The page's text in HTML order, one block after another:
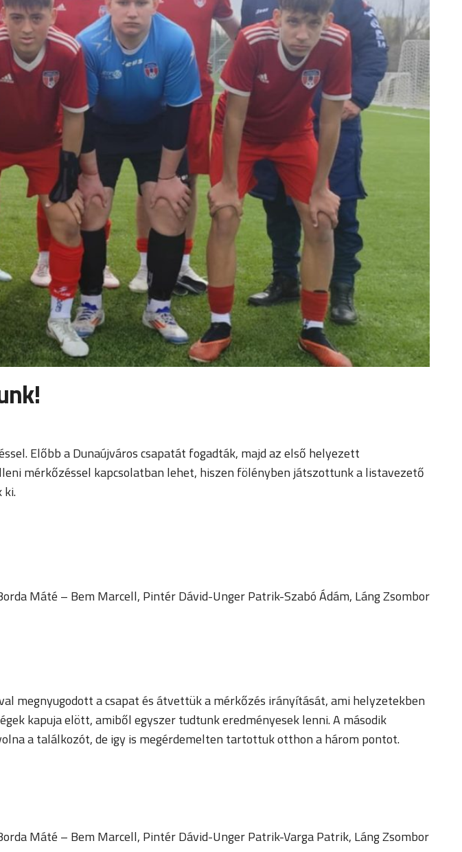
Előbb a Dunaújváros csapatát fogadták, majd az első helyezett
mérkőzéssel kapcsolatban lehet, hiszen fölényben játszottunk a listavezető
ki.
Máté – Bem Marcell, Pintér Dávid-Unger Patrik-Szabó Ádám, Láng Zsombor
megnyugodott a csapat és átvettük a mérkőzés irányítását, ami helyzetekben
kapuja elött, amiből egyszer tudtunk eredményesek lenni. A második
a találkozót, de igy is megérdemelten tartottuk otthon a három pontot.
Máté – Bem Marcell, Pintér Dávid-Unger Patrik-Varga Patrik, Láng Zsombor